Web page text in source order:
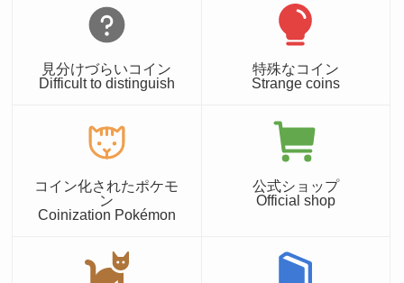
見分けづらいコイン
Difficult to distinguish
特殊なコイン
Strange coins
コイン化されたポケモ
ン
Coinization Pokémon
公式ショップ
Official shop